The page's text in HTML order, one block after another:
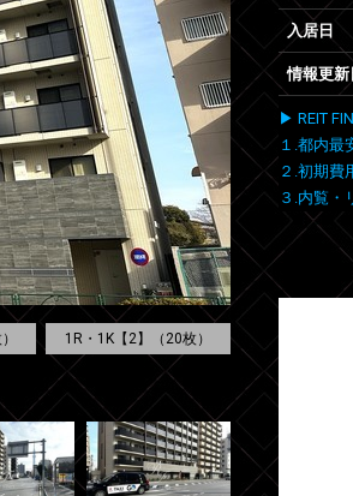
1R・1K【2】（20枚）
入居日
情報更新
▶ REIT
１.都内最
２.初期費
３.内覧・